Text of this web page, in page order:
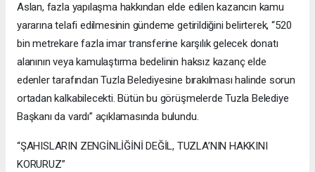
Aslan, fazla yapılaşma hakkından elde edilen kazancın kamu
yararına telafi edilmesinin gündeme getirildiğini belirterek, “520
bin metrekare fazla imar transferine karşılık gelecek donatı
alanının veya kamulaştırma bedelinin haksız kazanç elde
edenler tarafından Tuzla Belediyesine bırakılması halinde sorun
ortadan kalkabilecekti. Bütün bu görüşmelerde Tuzla Belediye
Başkanı da vardı” açıklamasında bulundu.
“ŞAHISLARIN ZENGİNLİĞİNİ DEĞİL, TUZLA’NIN HAKKINI
KORURUZ”